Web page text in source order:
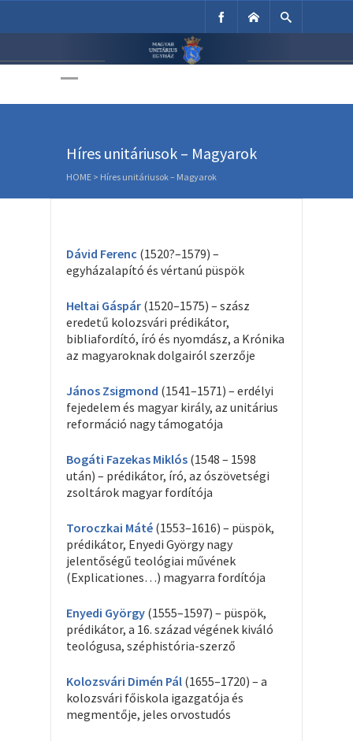
Unitárius Egyház
Híres unitáriusok – Magyarok
HOME > Híres unitáriusok – Magyarok
Dávid Ferenc (1520?–1579) –
egyházalapító és vértanú püspök
Heltai Gáspár (1520–1575) – szász
eredetű kolozsvári prédikátor,
bibliafordító, író és nyomdász, a Krónika
az magyaroknak dolgairól szerzője
János Zsigmond (1541–1571) – erdélyi
fejedelem és magyar király, az unitárius
reformáció nagy támogatója
Bogáti Fazekas Miklós (1548 – 1598
után) – prédikátor, író, az ószövetségi
zsoltárok magyar fordítója
Toroczkai Máté (1553–1616) – püspök,
prédikátor, Enyedi György nagy
jelentőségű teológiai művének
(Explicationes…) magyarra fordítója
Enyedi György (1555–1597) – püspök,
prédikátor, a 16. század végének kiváló
teológusa, széphistória-szerző
Kolozsvári Dimén Pál (1655–1720) – a
kolozsvári főiskola igazgatója és
megmentője, jeles orvostudós